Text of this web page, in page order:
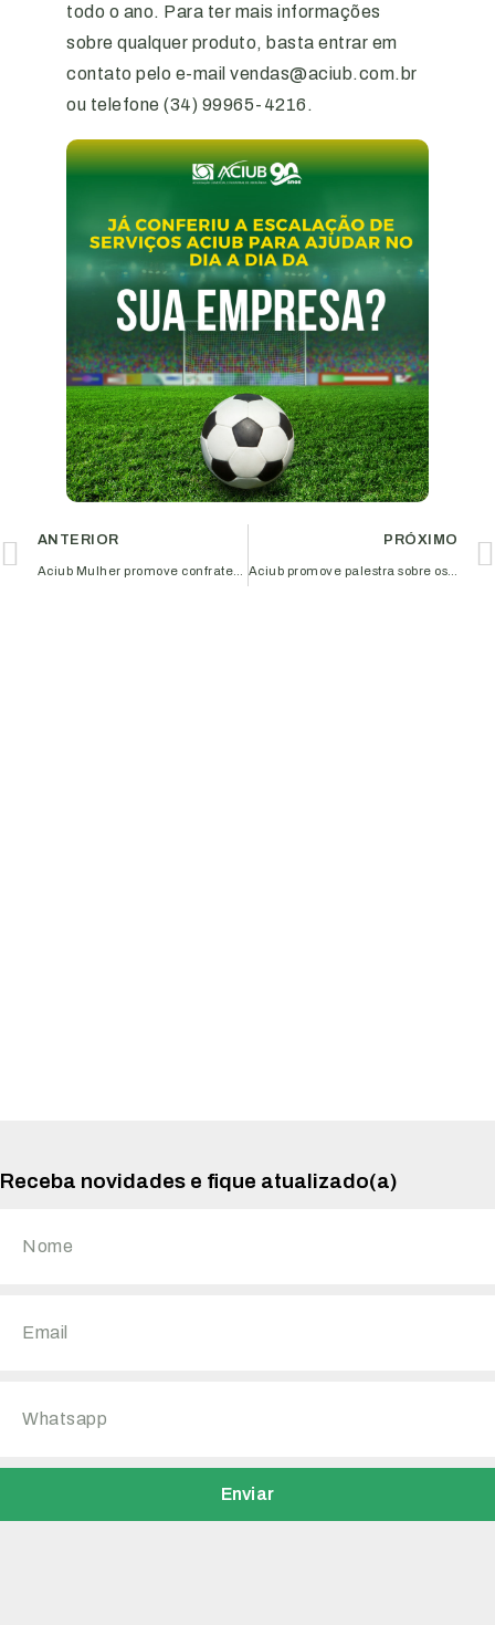
todo o ano. Para ter mais informações
sobre qualquer produto, basta entrar em
contato pelo e-mail vendas@aciub.com.br
ou telefone (34) 99965-4216.
ANTERIOR PRÓXIMO
Receba novidades e fique atualizado(a)
Enviar